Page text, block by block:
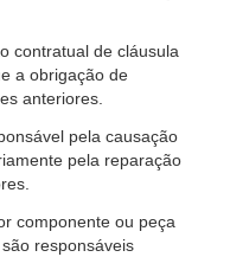
contratual de cláusula
a obrigação de
anteriores.
pela causação
pela reparação
componente ou peça
responsáveis